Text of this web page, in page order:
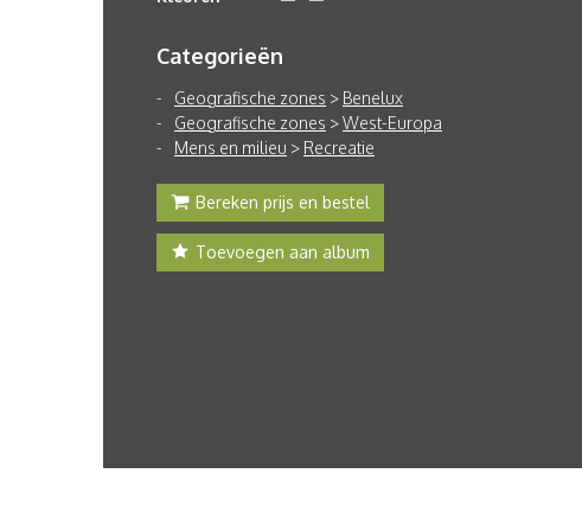
Categorieën
Geografische zones > Benelux
Geografische zones >West-Europa
Mens en milieu > Recreatie
Bereken prijs en bestel
Toevoegen aan album